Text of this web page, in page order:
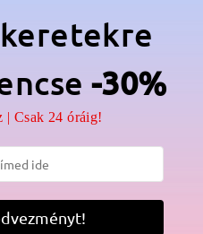
-30%
| Csak 24 óráig!